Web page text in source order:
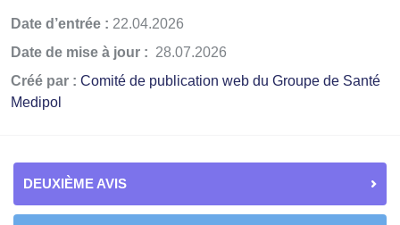
Date d’entrée : 22.04.2026
Date de mise à jour : 28.07.2026
Créé par : Comité de publication web du Groupe de Santé
Medipol
DEUXIÈME AVIS